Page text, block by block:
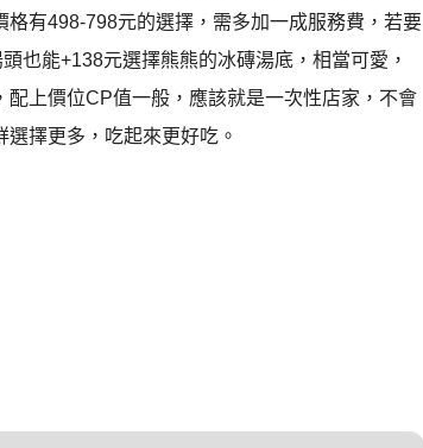
有498-798元的選擇，需多加一成服務費，若要
也能+138元選擇熊熊的冰磚湯底，相當可愛，
上價位CP值一般，應該就是一次性店家，不會
擇更多，吃起來更好吃。